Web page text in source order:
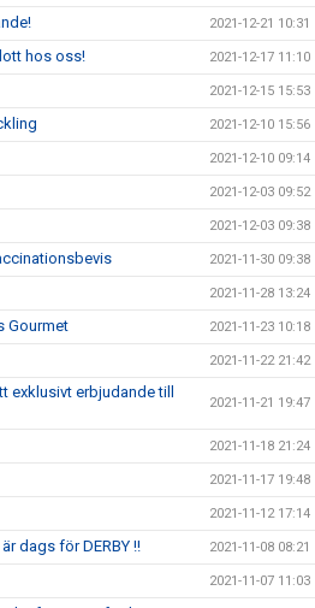
2021-12-21 10:31
hos oss! 2021-12-17 11:10
2021-12-15 15:53
2021-12-10 15:56
2021-12-10 09:14
2021-12-03 09:52
2021-12-03 09:38
2021-11-30 09:38
2021-11-28 13:24
Gourmet 2021-11-23 10:18
2021-11-22 21:42
exklusivt erbjudande till
2021-11-21 19:47
2021-11-18 21:24
2021-11-17 19:48
2021-11-12 17:14
dags för DERBY !! 2021-11-08 08:21
2021-11-07 11:03